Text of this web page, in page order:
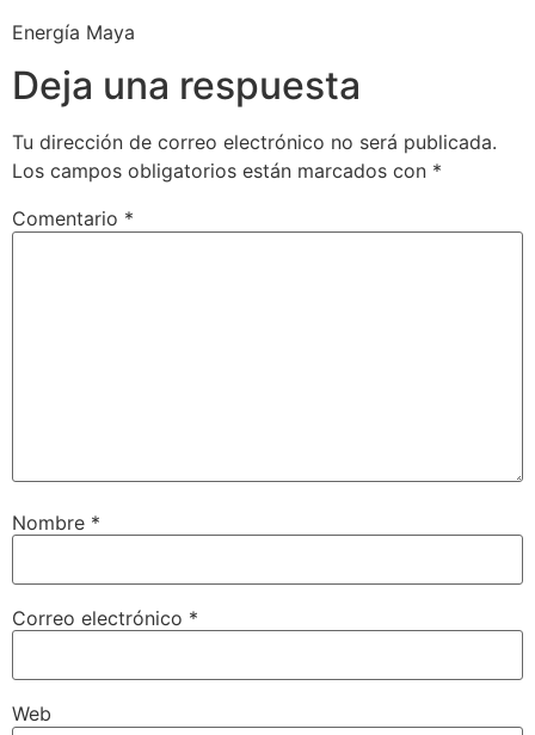
Energía Maya
Deja una respuesta
Tu dirección de correo electrónico no será publicada.
Los campos obligatorios están marcados con *
Comentario *
Nombre *
Correo electrónico *
Web